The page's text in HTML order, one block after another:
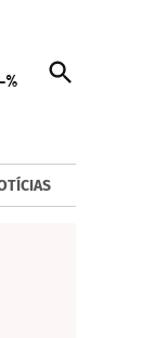
%
Open
Search